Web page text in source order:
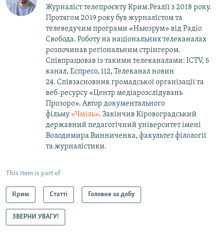
Журналіст телепроєкту Крим.Реалії з 2018 року.
Протягом 2019 року був журналістом та
телеведучим програми «Ньюзрум» від Радіо
Свобода. Роботу на національних телеканалах
розпочинав регіональним стрінгером.
Співпрацював із такими телеканалами: ICTV, 5
канал, Еспресо, 112, Телеканал новин
24. Співзасновник громадської організації та
веб-ресурсу «Центр медіарозслідувань
Прозоро». Автор документального
фільму «Чміль». Закінчив Кіровоградський
державний педагогічний університет імені
Володимира Винниченка, факультет філології
та журналістики.
This item is part of
Крим Статті Головне за добу
ЗВЕРНИ УВАГУ!